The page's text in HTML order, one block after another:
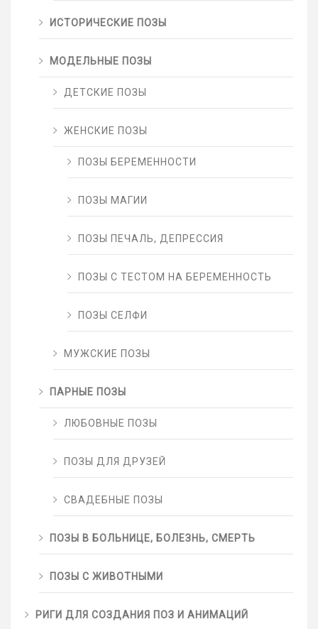
ИСТОРИЧЕСКИЕ ПОЗЫ
МОДЕЛЬНЫЕ ПОЗЫ
ДЕТСКИЕ ПОЗЫ
ЖЕНСКИЕ ПОЗЫ
ПОЗЫ БЕРЕМЕННОСТИ
ПОЗЫ МАГИИ
ПОЗЫ ПЕЧАЛЬ, ДЕПРЕССИЯ
ПОЗЫ С ТЕСТОМ НА БЕРЕМЕННОСТЬ
ПОЗЫ СЕЛФИ
МУЖСКИЕ ПОЗЫ
ПАРНЫЕ ПОЗЫ
ЛЮБОВНЫЕ ПОЗЫ
ПОЗЫ ДЛЯ ДРУЗЕЙ
СВАДЕБНЫЕ ПОЗЫ
ПОЗЫ В БОЛЬНИЦЕ, БОЛЕЗНЬ, СМЕРТЬ
ПОЗЫ С ЖИВОТНЫМИ
РИГИ ДЛЯ СОЗДАНИЯ ПОЗ И АНИМАЦИЙ